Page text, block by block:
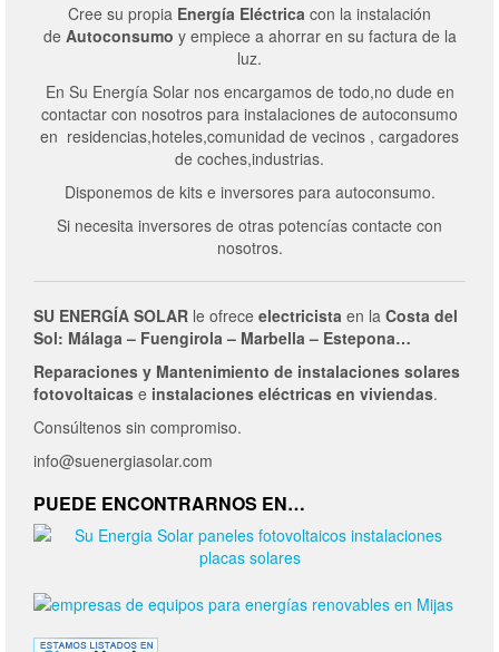
Cree su propia Energía Eléctrica con la instalación
de Autoconsumo y empiece a ahorrar en su factura de la
luz.
En Su Energía Solar nos encargamos de todo,no dude en
contactar con nosotros para instalaciones de autoconsumo
en residencias,hoteles,comunidad de vecinos , cargadores
de coches,industrias.
Disponemos de kits e inversores para autoconsumo.
Si necesita inversores de otras potencías contacte con
nosotros.
SU ENERGÍA SOLAR le ofrece electricista en la Costa del
Sol: Málaga – Fuengirola – Marbella – Estepona…
Reparaciones y Mantenimiento de instalaciones solares
fotovoltaicas e instalaciones eléctricas en viviendas.
Consúltenos sin compromiso.
info@suenergiasolar.com
PUEDE ENCONTRARNOS EN…